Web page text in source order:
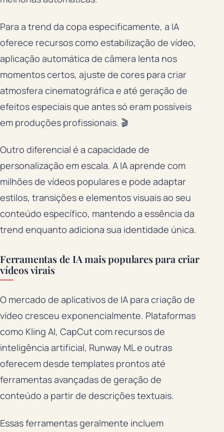
Para a trend da copa especificamente, a IA
oferece recursos como estabilização de vídeo,
aplicação automática de câmera lenta nos
momentos certos, ajuste de cores para criar
atmosfera cinematográfica e até geração de
efeitos especiais que antes só eram possíveis
em produções profissionais. 🎬
Outro diferencial é a capacidade de
personalização em escala. A IA aprende com
milhões de vídeos populares e pode adaptar
estilos, transições e elementos visuais ao seu
conteúdo específico, mantendo a essência da
trend enquanto adiciona sua identidade única.
Ferramentas de IA mais populares para criar
vídeos virais
O mercado de aplicativos de IA para criação de
vídeo cresceu exponencialmente. Plataformas
como Kling AI, CapCut com recursos de
inteligência artificial, Runway ML e outras
oferecem desde templates prontos até
ferramentas avançadas de geração de
conteúdo a partir de descrições textuais.
Essas ferramentas geralmente incluem